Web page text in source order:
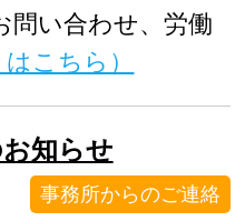
問い合わせ、労働
こちら）
知らせ
事務所からのご連絡